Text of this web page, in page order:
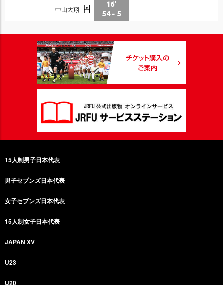
中山大翔
16'
54 - 5
15人制男子日本代表
男子セブンズ日本代表
女子セブンズ日本代表
15人制女子日本代表
JAPAN XV
U23
U20